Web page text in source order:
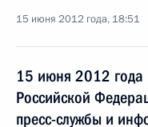
15 июня 2012 года, 18:51
15 июня 2012 года
Российской
пресс-службы и